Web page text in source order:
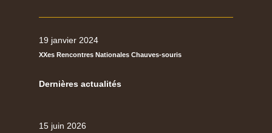
19 janvier 2024
XXes Rencontres Nationales Chauves-souris
Dernières actualités
15 juin 2026